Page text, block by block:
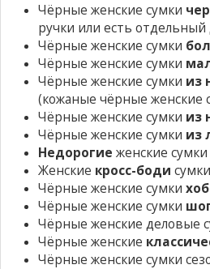
Чёрные женские сумки
ручки или есть
Чёрные женские сумки
Чёрные женские сумки
Чёрные женские сумки из
(кожаные чёрные женские
Чёрные женские сумки из
Чёрные женские сумки из
Недорогие женские
Женские кросс-боди
Чёрные женские сумки
Чёрные женские сумки
Чёрные женские деловые
Чёрные женские
Чёрные женские сумки